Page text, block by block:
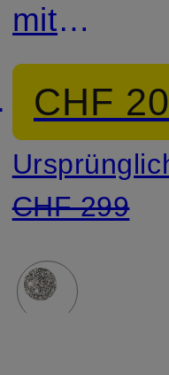
mit
Pailletten
CHF
CHF 299